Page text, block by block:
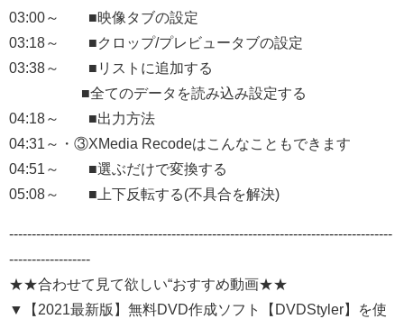
03:00～ ■映像タブの設定
03:18～ ■クロップ/プレビュータブの設定
03:38～ ■リストに追加する
■全てのデータを読み込み設定する
04:18～ ■出力方法
04:31～・③XMedia Recodeはこんなこともできます
04:51～ ■選ぶだけで変換する
05:08～ ■上下反転する(不具合を解決)
-------------------------------------------------------------------------------------
------------------
★★合わせて見て欲しい“おすすめ動画★★
▼【2021最新版】無料DVD作成ソフト【DVDStyler】を使